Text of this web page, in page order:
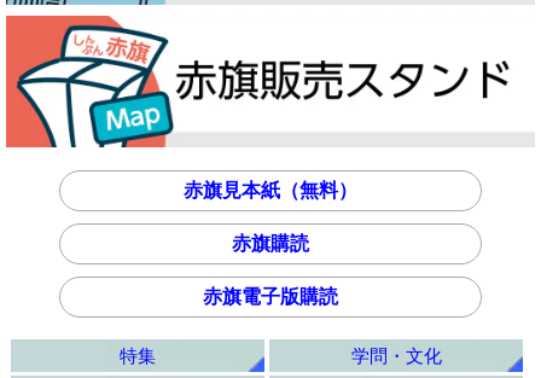
赤旗見本紙（無料）
赤旗購読
赤旗電子版購読
特集
学問・文化